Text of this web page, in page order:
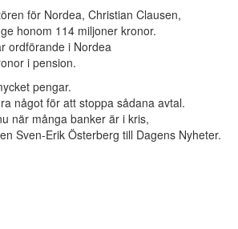
för Nordea, Christian Clausen,
honom 114 miljoner kronor.
ordförande i Nordea
i pension.
pengar.
något för att stoppa sådana avtal.
när många banker är i kris,
Sven-Erik Österberg till Dagens Nyheter.